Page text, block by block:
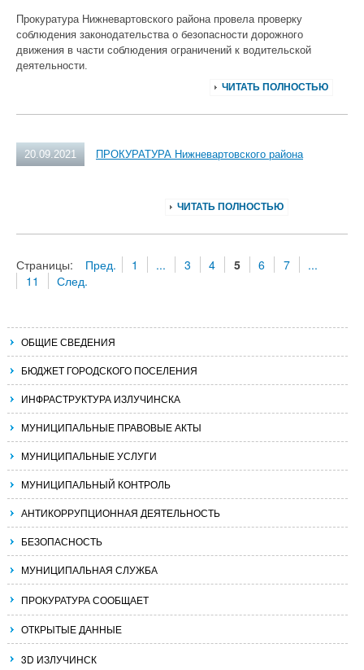
Прокуратура Нижневартовского района провела проверку
соблюдения законодательства о безопасности дорожного
движения в части соблюдения ограничений к водительской
деятельности.
ЧИТАТЬ ПОЛНОСТЬЮ
20.09.2021 ПРОКУРАТУРА Нижневартовского района
ЧИТАТЬ ПОЛНОСТЬЮ
Страницы: Пред. 1 ... 3 4 5 6 7
...
11
След.
ОБЩИЕ СВЕДЕНИЯ
БЮДЖЕТ ГОРОДСКОГО ПОСЕЛЕНИЯ
ИНФРАСТРУКТУРА ИЗЛУЧИНСКА
МУНИЦИПАЛЬНЫЕ ПРАВОВЫЕ АКТЫ
МУНИЦИПАЛЬНЫЕ УСЛУГИ
МУНИЦИПАЛЬНЫЙ КОНТРОЛЬ
АНТИКОРРУПЦИОННАЯ ДЕЯТЕЛЬНОСТЬ
БЕЗОПАСНОСТЬ
МУНИЦИПАЛЬНАЯ СЛУЖБА
ПРОКУРАТУРА СООБЩАЕТ
ОТКРЫТЫЕ ДАННЫЕ
3D ИЗЛУЧИНСК